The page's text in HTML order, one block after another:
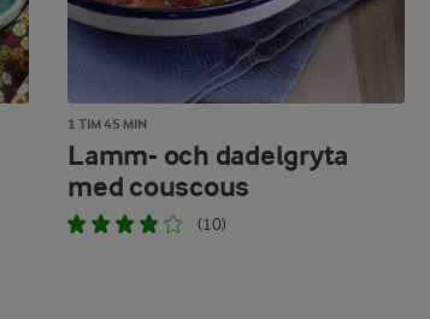
1 TIM 45 MIN
Lamm- och dadelgryta
med couscous
(10)